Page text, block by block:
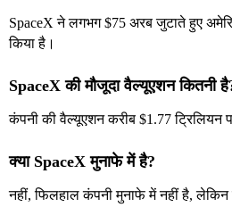
SpaceX ने लगभग $75 अरब जुटाते हुए
किया है।
SpaceX की मौजूदा वैल्यूएशन कितनी
कंपनी की वैल्यूएशन करीब $1.77 ट्रिलियन
क्या SpaceX मुनाफे में है?
नहीं, फिलहाल कंपनी मुनाफे में नहीं है,